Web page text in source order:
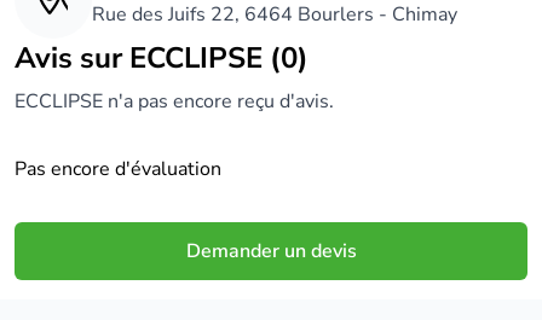
Rue des Juifs 22, 6464 Bourlers - Chimay
Avis sur ECCLIPSE (0)
ECCLIPSE n'a pas encore reçu d'avis.
Pas encore d'évaluation
Demander un devis